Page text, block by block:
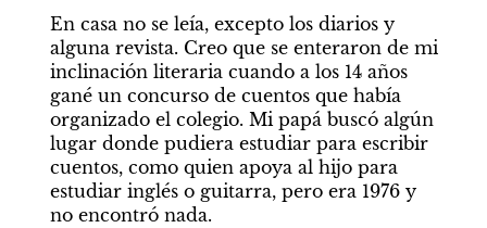
En casa no se leía, excepto los diarios y
alguna revista. Creo que se enteraron de mi
inclinación literaria cuando a los 14 años
gané un concurso de cuentos que había
organizado el colegio. Mi papá buscó algún
lugar donde pudiera estudiar para escribir
cuentos, como quien apoya al hijo para
estudiar inglés o guitarra, pero era 1976 y
no encontró nada.